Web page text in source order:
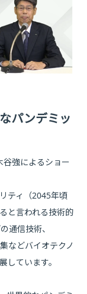
パンデミッ
谷強によるショー
ティ（2045年頃
と言われる技術的
通信技術、
などバイオテクノ
しています。